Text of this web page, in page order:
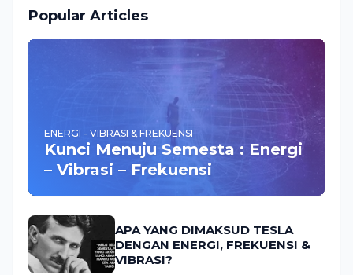
Popular Articles
ENERGI - VIBRASI & FREKUENSI
Kunci Menuju Semesta : Energi
– Vibrasi – Frekuensi
APA YANG DIMAKSUD TESLA
DENGAN ENERGI, FREKUENSI &
VIBRASI?